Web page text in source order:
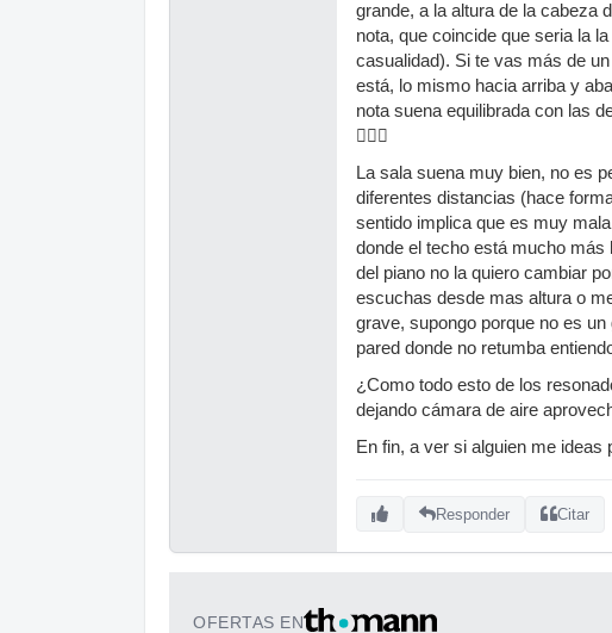
grande, a la altura de la cabeza
nota, que coincide que seria la
casualidad). Si te vas más de
está, lo mismo hacia arriba y
nota suena equilibrada con las
🤷🏽‍♀️
La sala suena muy bien, no es
diferentes distancias (hace
sentido implica que es muy
donde el techo está mucho más
del piano no la quiero cambiar
escuchas desde mas altura o
grave, supongo porque no es
pared donde no retumba
¿Como todo esto de los
dejando cámara de aire
En fin, a ver si alguien me
Responder Citar
OFERTAS EN